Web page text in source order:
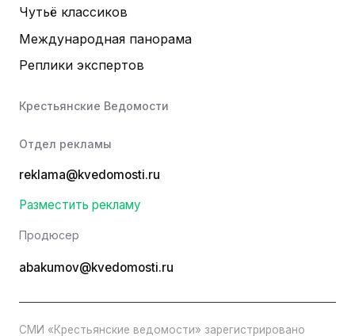
Чутьё классиков
Международная панорама
Реплики экспертов
Крестьянские Ведомости
Отдел рекламы
reklama@kvedomosti.ru
Разместить рекламу
Продюсер
abakumov@kvedomosti.ru
СМИ «Крестьянские ведомости» зарегистрировано